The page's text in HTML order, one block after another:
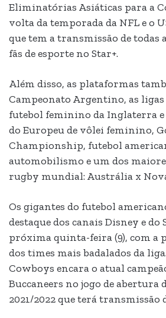
Eliminatórias Asiáticas para a
volta da temporada da NFL e o
que tem a transmissão de todas
fãs de esporte no Star+.
Além disso, as plataformas
Campeonato Argentino, as
futebol feminino da Inglaterra
do Europeu de vôlei feminino,
Championship, futebol
automobilismo e um dos
rugby mundial: Austrália x
Os gigantes do futebol
destaque dos canais Disney e
próxima quinta-feira (9), com a
dos times mais badalados da
Cowboys encara o atual
Buccaneers no jogo de abertura
2021/2022 que terá transmissão